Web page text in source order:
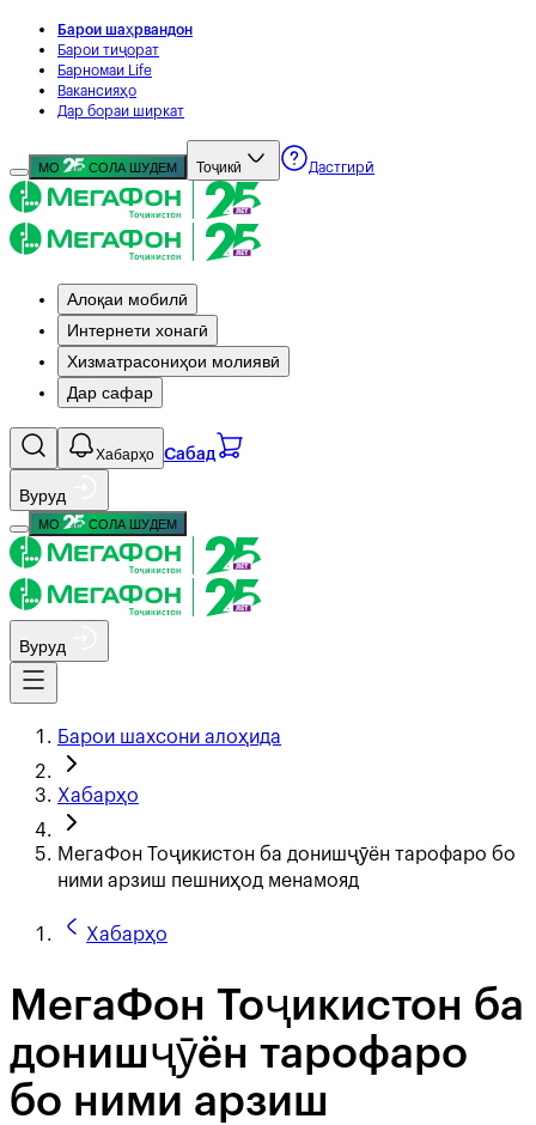
Барои шаҳрвандон
Барои тиҷорат
Барномаи Life
Вакансияҳо
Дар бораи ширкат
МО СОЛА ШУДЕМ Тоҷикӣ Дастгирӣ
Алоқаи мобилӣ
Интернети хонагӣ
Хизматрасониҳои молиявӣ
Дар сафар
Хабарҳо Сабад
Вуруд
МО СОЛА ШУДЕМ
Вуруд
Барои шахсони алоҳида
Хабарҳо
МегаФон Тоҷикистон ба донишҷӯён тарофаро бо
ними арзиш пешниҳод менамояд
Хабарҳо
МегаФон Тоҷикистон ба
донишҷӯён тарофаро
бо ними арзиш